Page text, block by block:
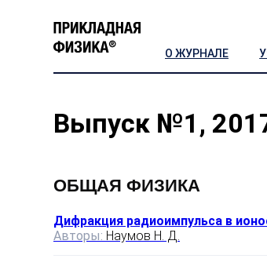
О ЖУРНАЛЕ
Выпуск №1,
ОБЩАЯ ФИЗИКА
Дифракция радиоимпульса в
Авторы: Наумов Н. Д.